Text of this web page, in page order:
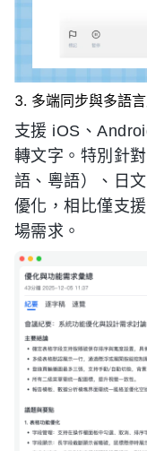
3. 多端同步與多語
支援 iOS、
轉文字。特別針
語、粵語）、日
優化，相比僅支
場需求。